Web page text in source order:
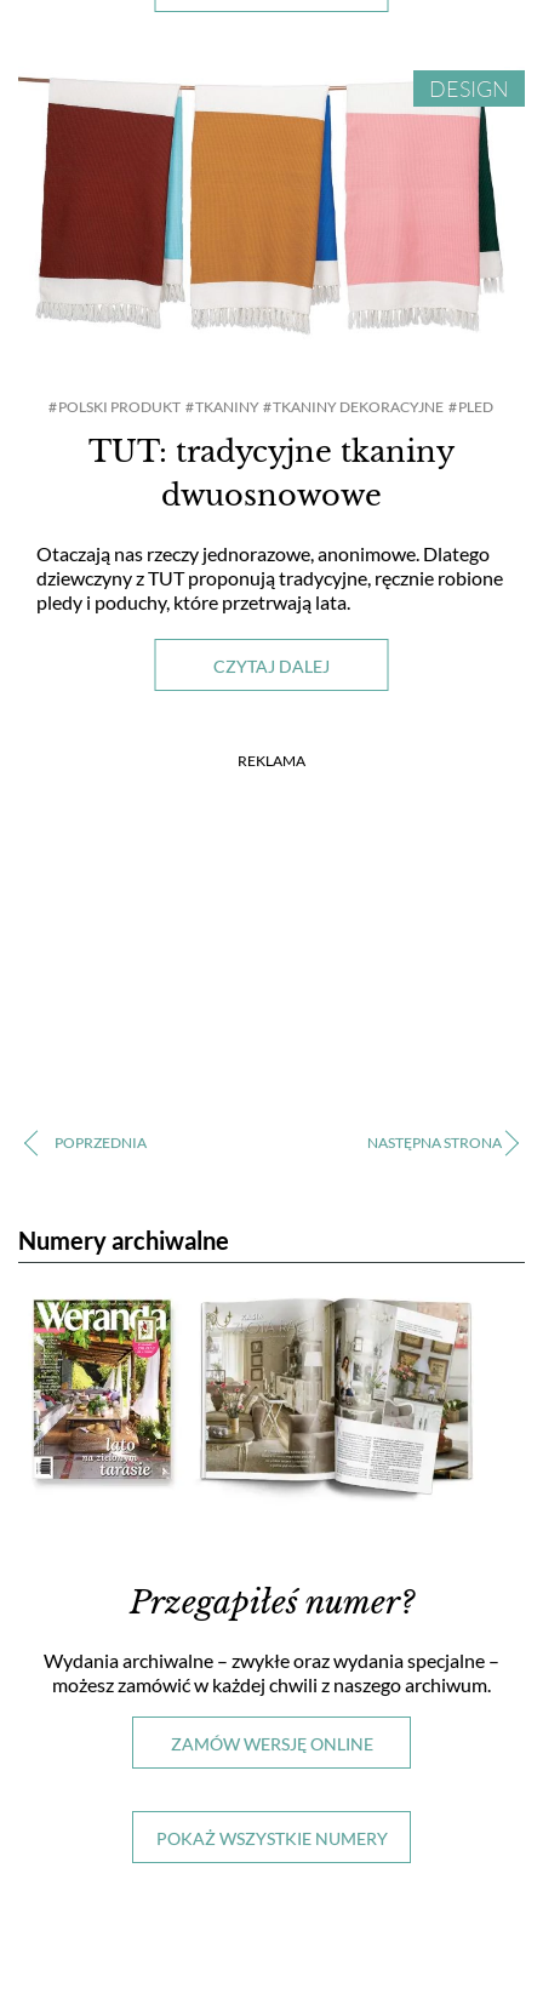
DESIGN
TUT: tradycyjne tkaniny
dwuosnowowe
Otaczają nas rzeczy jednorazowe, anonimowe. Dlatego
dziewczyny z TUT proponują tradycyjne, ręcznie robione
pledy i poduchy, które przetrwają lata.
CZYTAJ DALEJ
POLSKI PRODUKT TKANINY TKANINY DEKORACYJNE PLED
REKLAMA
Numery archiwalne
Przegapiłeś numer?
Wydania archiwalne – zwykłe oraz wydania specjalne –
możesz zamówić w każdej chwili z naszego archiwum.
ZAMÓW WERSJĘ ONLINE
POKAŻ WSZYSTKIE NUMERY